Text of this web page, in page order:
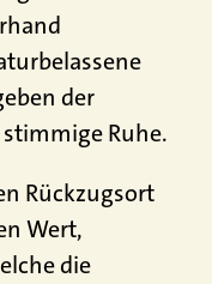
der
Ruhe.
Rückzugsort
Wert,
die